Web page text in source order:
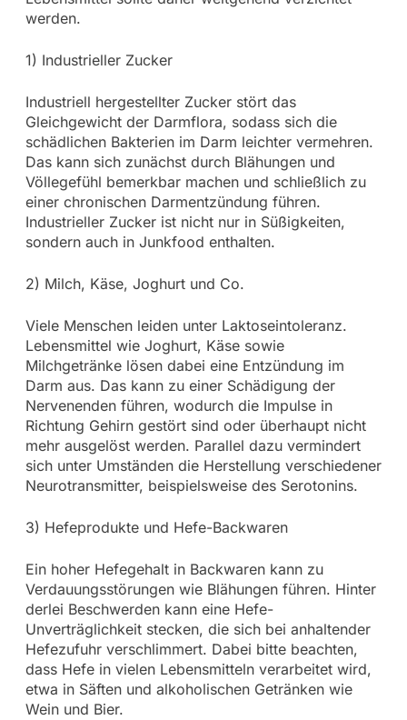
werden.
1) Industrieller Zucker
Industriell hergestellter Zucker stört das
Gleichgewicht der Darmflora, sodass sich die
schädlichen Bakterien im Darm leichter vermehren.
Das kann sich zunächst durch Blähungen und
Völlegefühl bemerkbar machen und schließlich zu
einer chronischen Darmentzündung führen.
Industrieller Zucker ist nicht nur in Süßigkeiten,
sondern auch in Junkfood enthalten.
2) Milch, Käse, Joghurt und Co.
Viele Menschen leiden unter Laktoseintoleranz.
Lebensmittel wie Joghurt, Käse sowie
Milchgetränke lösen dabei eine Entzündung im
Darm aus. Das kann zu einer Schädigung der
Nervenenden führen, wodurch die Impulse in
Richtung Gehirn gestört sind oder überhaupt nicht
mehr ausgelöst werden. Parallel dazu vermindert
sich unter Umständen die Herstellung verschiedener
Neurotransmitter, beispielsweise des Serotonins.
3) Hefeprodukte und Hefe-Backwaren
Ein hoher Hefegehalt in Backwaren kann zu
Verdauungsstörungen wie Blähungen führen. Hinter
derlei Beschwerden kann eine Hefe-
Unverträglichkeit stecken, die sich bei anhaltender
Hefezufuhr verschlimmert. Dabei bitte beachten,
dass Hefe in vielen Lebensmitteln verarbeitet wird,
etwa in Säften und alkoholischen Getränken wie
Wein und Bier.